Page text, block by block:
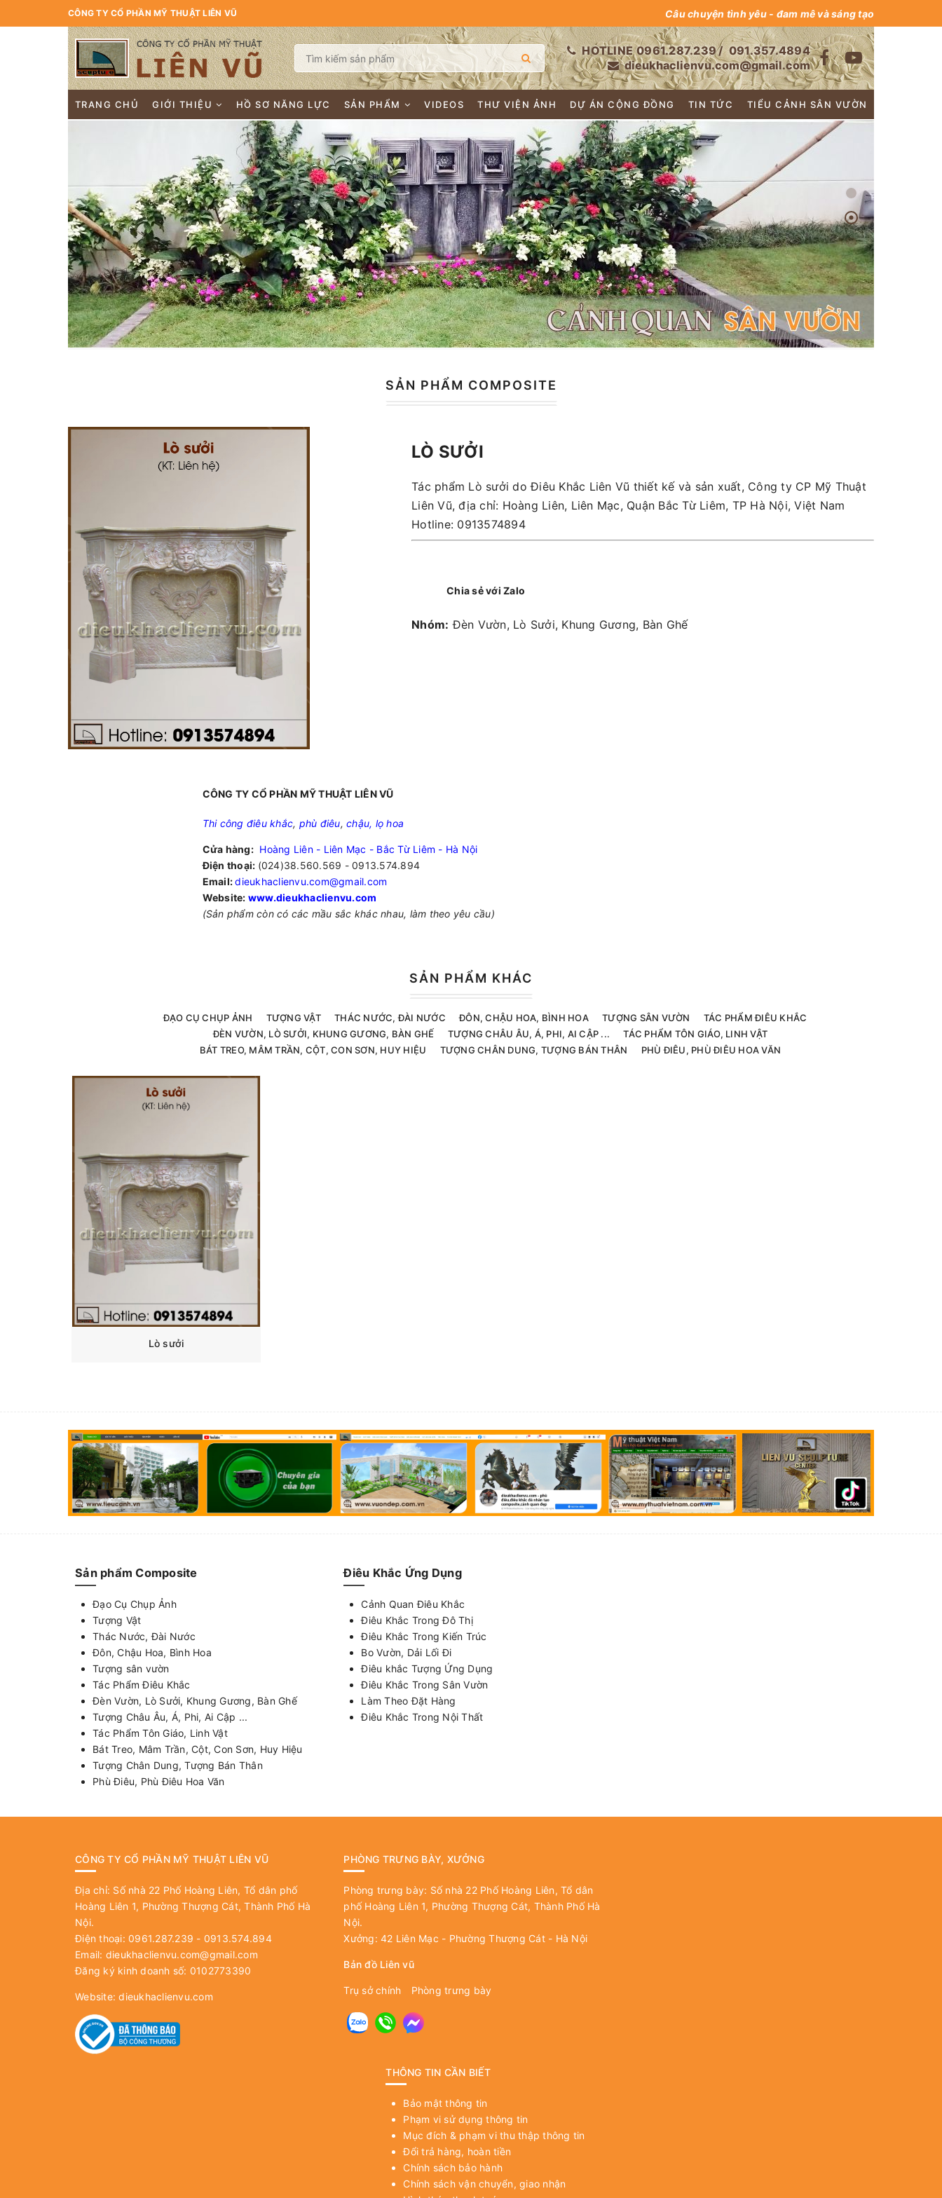
CÔNG TY CỔ PHẦN MỸ THUẬT LIÊN VŨ Câu chuyện tình yêu - đam mê và sáng tạo
HOTLINE 0961.287.239/ 091.357.4894
dieukhaclienvu.com@gmail.com
TRANG CHỦ GIỚI THIỆU HỒ SƠ NĂNG LỰC SẢN PHẨM VIDEOS THƯ VIỆN ẢNH DỰ ÁN CỘNG ĐỒNG TIN TỨC TIỂU CẢNH SÂN VƯỜN
SẢN PHẨM COMPOSITE
LÒ SƯỞI
Tác phẩm Lò sưởi do Điêu Khắc Liên Vũ thiết kế và sản xuất, Công ty CP Mỹ Thuật
Liên Vũ, địa chỉ: Hoàng Liên, Liên Mạc, Quận Bắc Từ Liêm, TP Hà Nội, Việt Nam
Hotline: 0913574894
Chia sẻ với Zalo
Nhóm: Đèn Vườn, Lò Sưởi, Khung Gương, Bàn Ghế
CÔNG TY CỔ PHẦN MỸ THUẬT LIÊN VŨ
Thi công điêu khắc, phù điêu, chậu, lọ hoa
Cửa hàng: Hoàng Liên - Liên Mạc - Bắc Từ Liêm - Hà Nội
Điện thoại: (024)38.560.569 - 0913.574.894
Email:dieukhaclienvu.com@gmail.com
Website: www.dieukhaclienvu.com
(Sản phẩm còn có các mầu sắc khác nhau, làm theo yêu cầu)
SẢN PHẨM KHÁC
ĐẠO CỤ CHỤP ẢNH TƯỢNG VẬT THÁC NƯỚC, ĐÀI NƯỚC ĐÔN, CHẬU HOA, BÌNH HOA TƯỢNG SÂN VƯỜN
TÁC PHẨM ĐIÊU KHẮC
ĐÈN VƯỜN, LÒ SƯỞI, KHUNG GƯƠNG, BÀN GHẾ
TƯỢNG CHÂU ÂU, Á, PHI, AI CẬP ...
TÁC PHẨM TÔN GIÁO, LINH VẬT
BÁT TREO, MÂM TRẦN, CỘT, CON SƠN, HUY HIỆU
TƯỢNG CHÂN DUNG, TƯỢNG BÁN THÂN PHÙ ĐIÊU, PHÙ ĐIÊU HOA VĂN
Lò sưởi
Sản phẩm Composite
Đạo Cụ Chụp Ảnh
Tượng Vật
Thác Nước, Đài Nước
Đôn, Chậu Hoa, Bình Hoa
Tượng sân vườn
Tác Phẩm Điêu Khắc
Đèn Vườn, Lò Sưởi, Khung Gương, Bàn Ghế
Tượng Châu Âu, Á, Phi, Ai Cập ...
Tác Phẩm Tôn Giáo, Linh Vật
Bát Treo, Mâm Trần, Cột, Con Sơn, Huy Hiệu
Tượng Chân Dung, Tượng Bán Thân
Phù Điêu, Phù Điêu Hoa Văn
Điêu Khắc Ứng Dụng
Cảnh Quan Điêu Khắc
Điêu Khắc Trong Đô Thị
Điêu Khắc Trong Kiến Trúc
Bo Vườn, Dải Lối Đi
Điêu khắc Tượng Ứng Dụng
Điêu Khắc Trong Sân Vườn
Làm Theo Đặt Hàng
Điêu Khắc Trong Nội Thất
CÔNG TY CỔ PHẦN MỸ THUẬT LIÊN VŨ
Địa chỉ: Số nhà 22 Phố Hoàng Liên, Tổ dân phố
Hoàng Liên 1, Phường Thượng Cát, Thành Phố Hà
Nội.
Điện thoại: 0961.287.239 - 0913.574.894
Email: dieukhaclienvu.com@gmail.com
Đăng ký kinh doanh số: 0102773390
Website:dieukhaclienvu.com
PHÒNG TRƯNG BÀY, XƯỞNG
Phòng trưng bày: Số nhà 22 Phố Hoàng Liên, Tổ dân
phố Hoàng Liên 1, Phường Thượng Cát, Thành Phố Hà
Nội.
Xưởng: 42 Liên Mạc - Phường Thượng Cát - Hà Nội
Bản đồ Liên vũ
Trụ sở chính Phòng trưng bày
THÔNG TIN CẦN BIẾT
Bảo mật thông tin
Phạm vi sử dụng thông tin
Mục đích & phạm vi thu thập thông tin
Đổi trả hàng, hoàn tiền
Chính sách bảo hành
Chính sách vận chuyển, giao nhận